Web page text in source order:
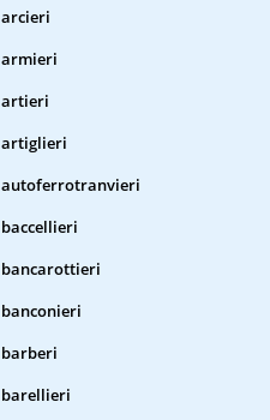
arcieri
armieri
artieri
artiglieri
autoferrotranvieri
baccellieri
bancarottieri
banconieri
barberi
barellieri